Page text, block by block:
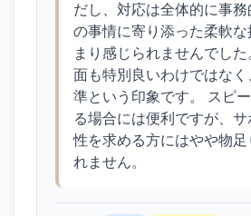
だし、対応は全体的に事務
の事情に寄り添った柔軟
まり感じられませんでし
面も特別良いわけではな
準という印象です。 スピ
る場合には便利ですが、
性を求める方にはやや物足
れません。